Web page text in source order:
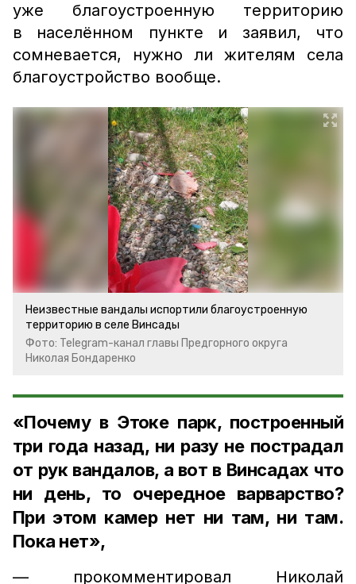
уже благоустроенную территорию
в населённом пункте и заявил, что
сомневается, нужно ли жителям села
благоустройство вообще.
Неизвестные вандалы испортили благоустроенную
территорию в селе Винсады
Фото: Telegram-канал главы Предгорного округа
Николая Бондаренко
«Почему в Этоке парк, построенный
три года назад, ни разу не пострадал
от рук вандалов, а вот в Винсадах что
ни день, то очередное варварство?
При этом камер нет ни там, ни там.
Пока нет»,
— прокомментировал Николай